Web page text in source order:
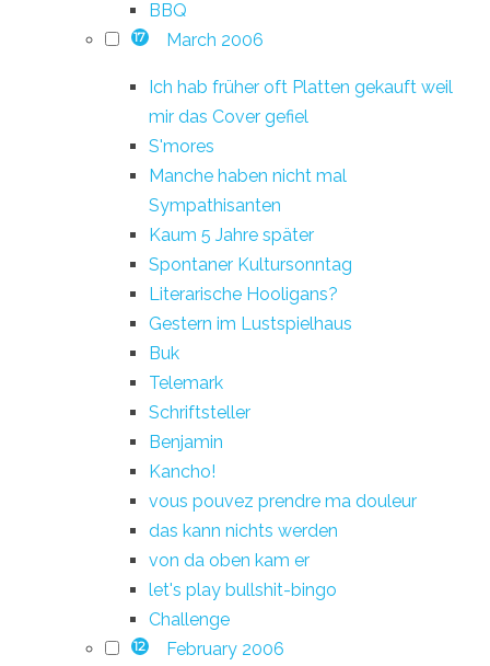
BBQ
17 March 2006
Ich hab früher oft Platten gekauft weil
mir das Cover gefiel
S'mores
Manche haben nicht mal
Sympathisanten
Kaum 5 Jahre später
Spontaner Kultursonntag
Literarische Hooligans?
Gestern im Lustspielhaus
Buk
Telemark
Schriftsteller
Benjamin
Kancho!
vous pouvez prendre ma douleur
das kann nichts werden
von da oben kam er
let's play bullshit-bingo
Challenge
12 February 2006